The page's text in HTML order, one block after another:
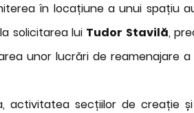
în locațiune a unui spațiu
solicitarea lui Tudor Stavilă,
unor lucrări de reamenajare
activitatea secțiilor de creație